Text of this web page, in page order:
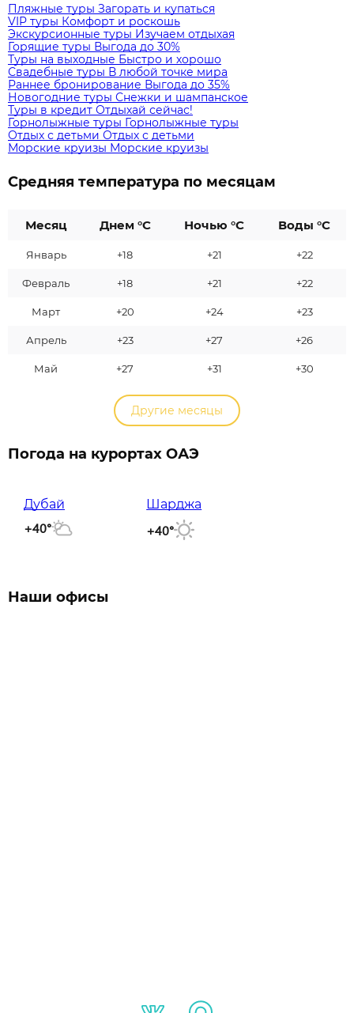
Пляжные туры Загорать и купаться
VIP туры Комфорт и роскошь
Экскурсионные туры Изучаем отдыхая
Горящие туры Выгода до 30%
Туры на выходные Быстро и хорошо
Свадебные туры В любой точке мира
Раннее бронирование Выгода до 35%
Новогодние туры Снежки и шампанское
Туры в кредит Отдыхай сейчас!
Горнолыжные туры Горнолыжные туры
Отдых с детьми Отдых с детьми
Морские круизы Морские круизы
Средняя температура по месяцам
Месяц Днем °C Ночью °C Воды °C
Январь +18 +21 +22
Февраль +18 +21 +22
Март +20 +24 +23
Апрель +23 +27 +26
Май +27 +31 +30
Другие месяцы
Погода на курортах ОАЭ
Дубай
+40°
Шарджа
+40°
Наши офисы